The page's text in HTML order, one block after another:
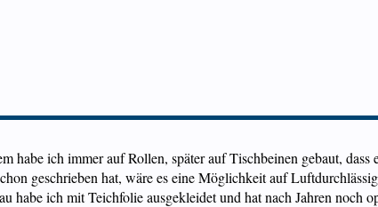
habe ich immer auf Rollen, später auf Tischbeinen gebaut,
geschrieben hat, wäre es eine Möglichkeit auf
habe ich mit Teichfolie ausgekleidet und hat nach Jahren noch